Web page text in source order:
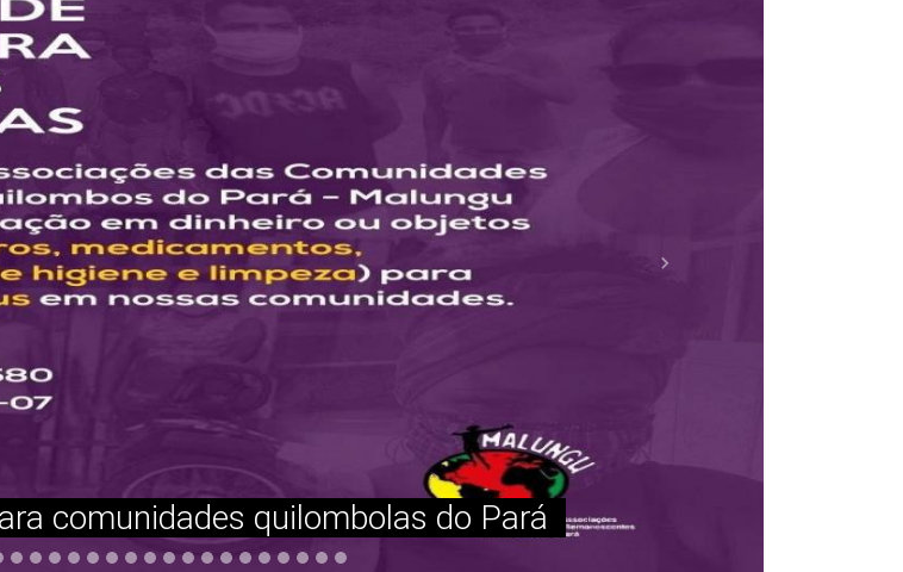
Melhores Cassinos Online
Cassinos Online Confiáveis
Notícias
mídia sobre quilombolas e COVID-19.
COVID-19 em nossos sistema. Exibindo 10 por tela.
mostra caminho para combater a fome no Brasil
- https://registro.portaldacidade.com/
no território Jambuaçu, no Pará
Real - https://amazoniareal.com.br
25/03/2021